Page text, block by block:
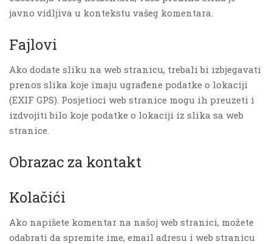
javno vidljiva u kontekstu vašeg komentara.
Fajlovi
Ako dodate sliku na web stranicu, trebali bi izbjegavati
prenos slika koje imaju ugrađene podatke o lokaciji
(EXIF GPS). Posjetioci web stranice mogu ih preuzeti i
izdvojiti bilo koje podatke o lokaciji iz slika sa web
stranice.
Obrazac za kontakt
Kolačići
Ako napišete komentar na našoj web stranici, možete
odabrati da spremite ime, email adresu i web stranicu